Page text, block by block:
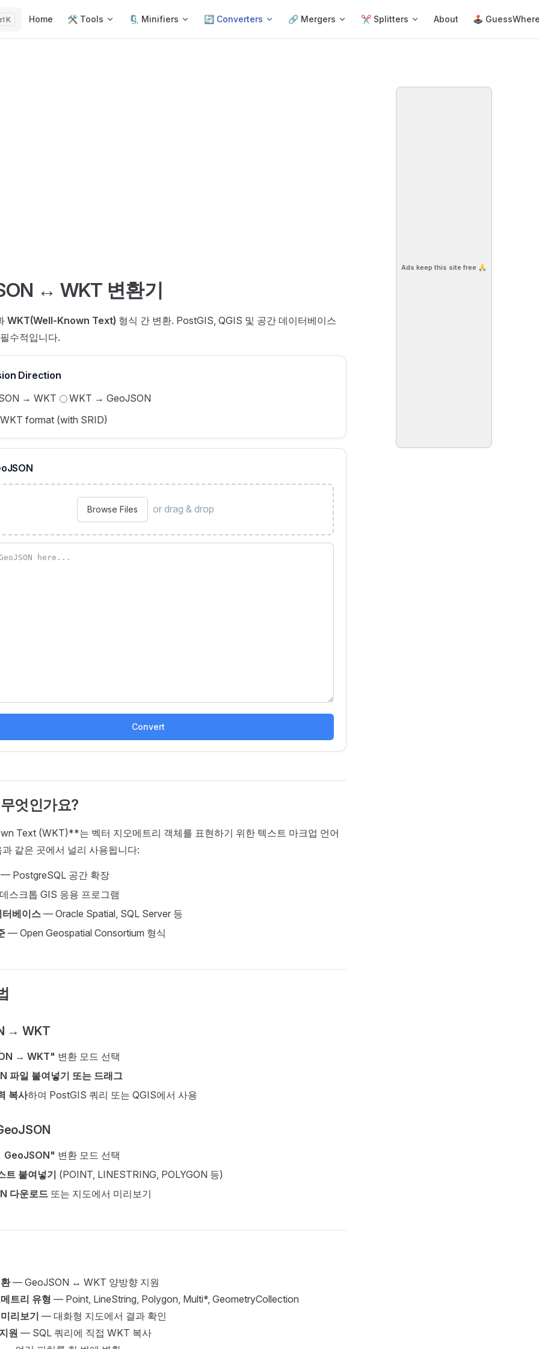
K Home 🛠️ Tools 🗜️ Minifiers 🔄 Converters 🔗 Mergers ✂️ Splitters About 🕹
Ads keep this site free 🙏
↔ WKT 변환기
WKT(Well-Known Text) 형식 간 변환. PostGIS, QGIS 및 공간 데이터베이스
수적입니다.
Direction
→ WKT
WKT → GeoJSON
format (with SRID)
Browse Files or drag & drop
Convert
엇인가요?
Text (WKT)**는 벡터 지오메트리 객체를 표현하기 위한 텍스트 마크업 언어
같은 곳에서 널리 사용됩니다:
PostgreSQL 공간 확장
스크톱 GIS 응용 프로그램
베이스 — Oracle Spatial, SQL Server 등
— Open Geospatial Consortium 형식
→ WKT
→ WKT" 변환 모드 선택
파일 붙여넣기 또는 드래그
복사하여 PostGIS 쿼리 또는 QGIS에서 사용
변환 모드 선택
트 붙여넣기 (POINT, LINESTRING, POLYGON 등)
다운로드 또는 지도에서 미리보기
— GeoJSON ↔ WKT 양방향 지원
트리 유형 — Point, LineString, Polygon, Multi*, GeometryCollection
리보기 — 대화형 지도에서 결과 확인
원 — SQL 쿼리에 직접 WKT 복사